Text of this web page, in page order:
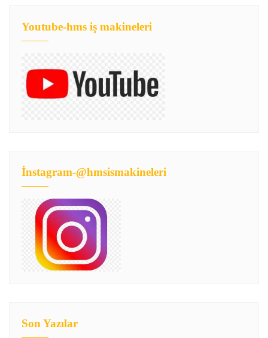
Youtube-hms iş makineleri
İnstagram-@hmsismakineleri
Son Yazılar